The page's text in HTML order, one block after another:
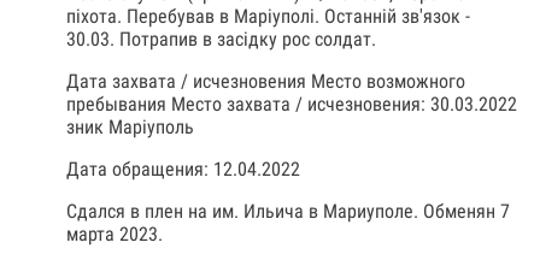
піхота. Перебував в Маріуполі. Останній зв'язок -
30.03. Потрапив в засідку рос солдат.
Дата захвата / исчезновения Место возможного
пребывания Место захвата / исчезновения: 30.03.2022
зник Маріуполь
Дата обращения: 12.04.2022
Сдался в плен на им. Ильича в Мариуполе. Обменян 7
марта 2023.